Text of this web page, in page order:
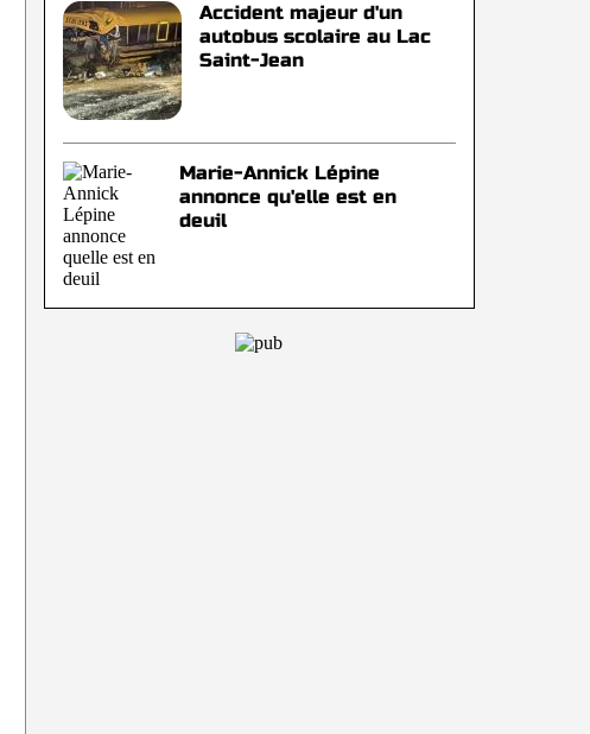
Accident majeur d'un
autobus scolaire au Lac
Saint-Jean
Marie-Annick Lépine
annonce qu'elle est en
deuil